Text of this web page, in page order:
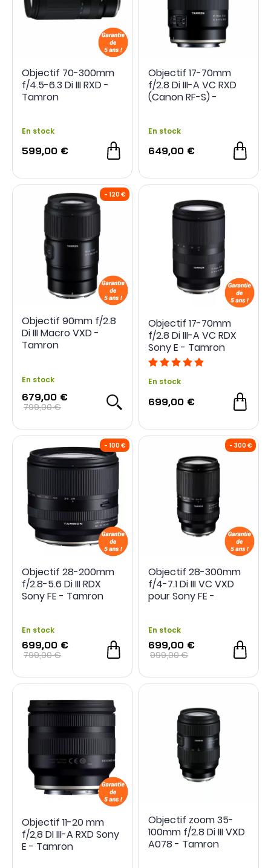
ajustements nécessaires.
ne recevez pas de réponse dans les six
, veuillez contacter l'équipe TAMRON à
tamronfrance@tamron.fr
objectif et la période de garantie correspondante
seront visibles dans la section "Sac photo numérique
Objectif 70-300mm
f/4.5-6.3 Di III RXD -
Tamron
En stock
599,00 €
NOUVEAU
Objectif 17-70mm
f/2.8 Di III-A VC RXD
(Canon RF-S) -
En stock
649,00 €
- 120 €
Objectif 90mm f/2.8
Di III Macro VXD -
Tamron
En stock
679,00 €
799,00 €
Objectif 17-70mm
f/2.8 Di III-A VC RDX
Sony E - Tamron
En stock
699,00 €
- 100 €
Objectif 28-200mm
f/2.8-5.6 Di III RDX
Sony FE - Tamron
En stock
699,00 €
799,00 €
Objectif 28-300mm
f/4-7.1 Di III VC VXD
pour Sony FE -
En stock
699,00 €
999,00 €
Objectif 11-20 mm
f/2,8 DI III-A RXD Sony
E - Tamron
Objectif zoom 35-
100mm f/2.8 Di III VXD
A078 - Tamron